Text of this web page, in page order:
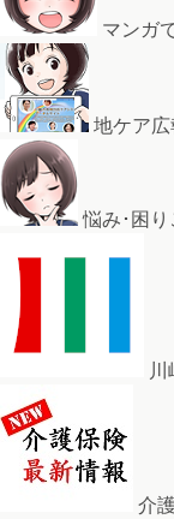
マンガ
地ケア
悩み･困
川
介